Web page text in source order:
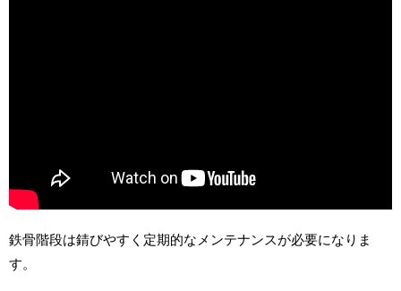
鉄骨階段は錆びやすく定期的なメンテナンスが必要になりま
す。